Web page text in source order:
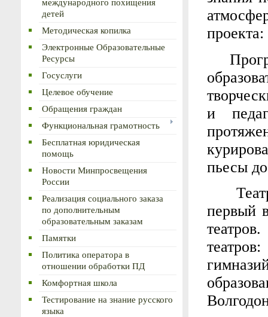
детей
Методическая копилка
Электронные Образовательные
Ресурсы
Госуслуги
Целевое обучение
Обращения граждан
Функциональная грамотность
Бесплатная юридическая
помощь
Новости Минпросвещения
России
Реализация социального заказа
по дополнительным
образовательным заказам
Памятки
Политика оператора в
отношении обработки ПД
Комфортная школа
Тестирование на знание русского
языка
и
пьесы
первый